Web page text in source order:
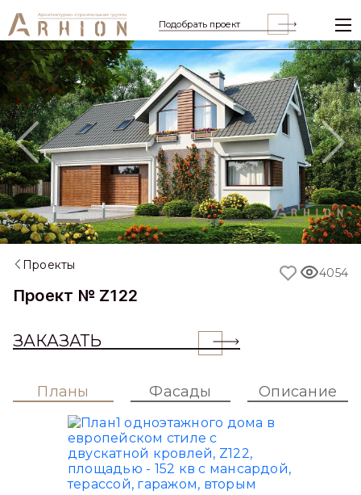
Подобрать проект
Previous
Проекты
Проект № Z122
ЗАКАЗАТЬ
4054
Планы Фасады Описание